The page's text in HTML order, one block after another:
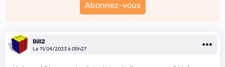
Abonnez-vous
Bill2
Le 11/04/2023 à 05h27